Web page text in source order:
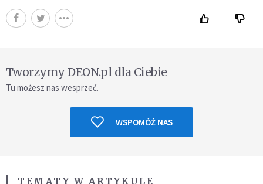
Tworzymy DEON.pl dla Ciebie
Tu możesz nas wesprzeć.
WSPOMÓŻ NAS
TEMATY W ARTYKULE